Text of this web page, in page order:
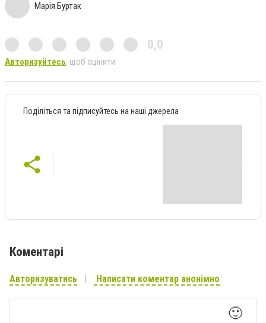
Марія Буртак
0,0
Авторизуйтесь, щоб оцінити
Поділіться та підписуйтесь на наші джерела
Коментарі
Авторизуватись Написати коментар анонімно
🙂